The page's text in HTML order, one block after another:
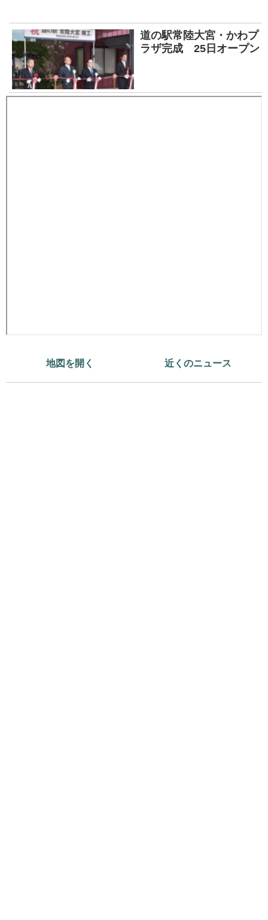
道の駅常陸大宮・かわプ
ラザ完成 25日オープン
地図を開く 近くのニュース